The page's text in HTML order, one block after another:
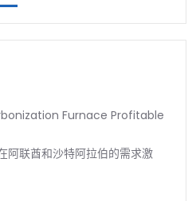
Furnace Profitable
阿联酋和沙特阿拉伯的需求激